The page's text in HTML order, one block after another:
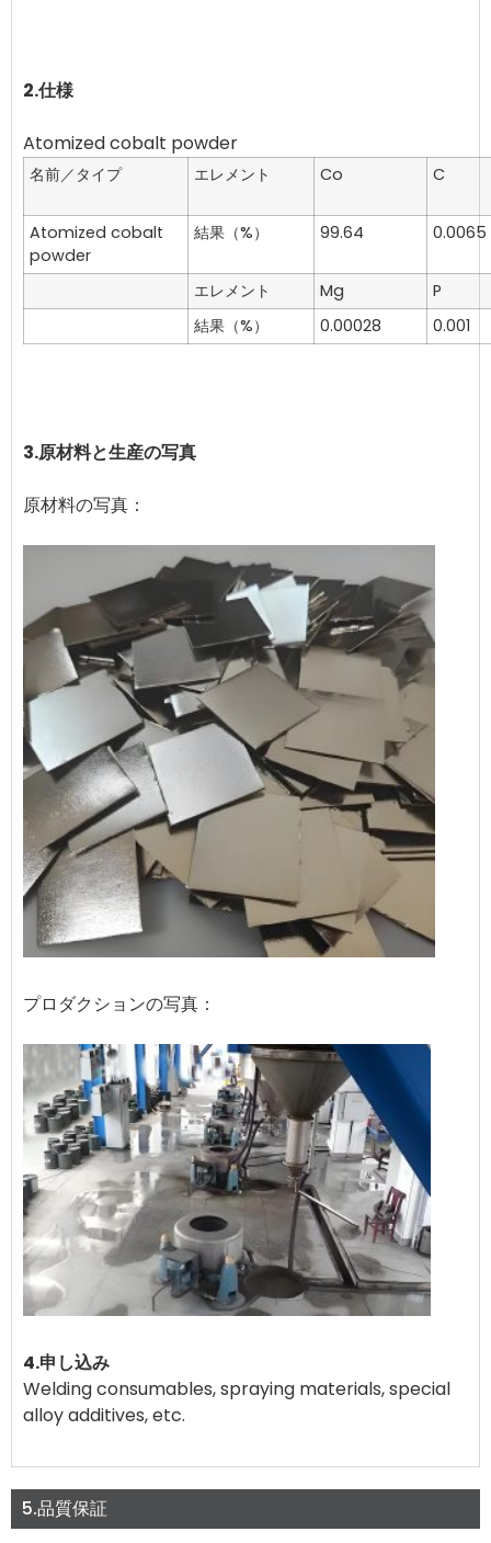
2.仕様
名前／タイプ エレメント Co C
Atomized cobalt
powder
結果（%） 99.64 0.0065
エレメント Mg
P
結果（%）
0.00028 0.001
3.原材料と生産の写真
原材料の写真：
プロダクションの写真：
4.申し込み
Welding consumables, spraying materials, special
alloy additives, etc.
5.品質保証